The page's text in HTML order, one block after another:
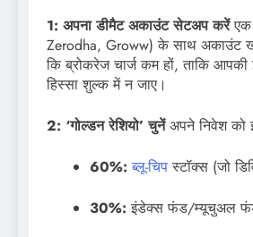
1: अपना डीमैट अकाउंट सेटअप करेंएक
Zerodha, Groww) के साथ अकाउंट
कि ब्रोकरेज चार्ज कम हों, ताकि
हिस्सा शुल्क में न जाए।
2: ‘गोल्डन रेशियो’ चुनेंअपने निवेश को
60%: ब्लू-चिपस्टॉक्स (जो
30%: इंडेक्स फंड/म्यूचुअल